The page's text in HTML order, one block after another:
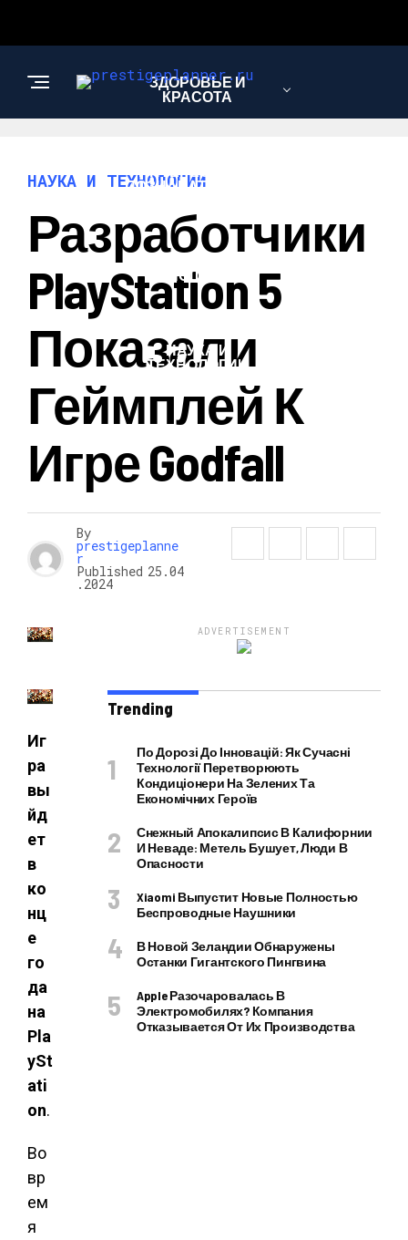
ЗДОРОВЬЕ И
КРАСОТА
ИНТЕРЕСНОЕ И
ПОЗНАВАТЕЛЬНОЕ
ОТНОШЕНИЯ
НАУКА И
ТЕХНОЛОГИИ
НАУКА И ТЕХНОЛОГИИ
Разработчики
PlayStation 5
Показали
Геймплей К
Игре Godfall
By
prestigeplanne
r
Published 25.04
.2024
Иг
ра
вы
йд
ет
в
ко
нц
е
го
да
на
Pla
ySt
ati
on.
Во
вр
ем
я
ADVERTISEMENT
Trending
По Дорозі До Інновацій: Як Сучасні
Технології Перетворюють
Кондиціонери На Зелених Та
Економічних Героїв
Снежный Апокалипсис В Калифорнии
И Неваде: Метель Бушует, Люди В
Опасности
Xiaomi Выпустит Новые Полностью
Беспроводные Наушники
В Новой Зеландии Обнаружены
Останки Гигантского Пингвина
Apple Разочаровалась В
Электромобилях? Компания
Отказывается От Их Производства